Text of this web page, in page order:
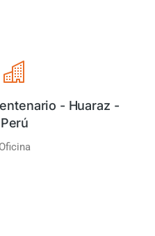
- Huaraz -
Perú
Oficina